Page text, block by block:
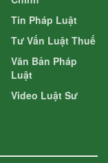
Tin Pháp Luật
Tư Vấn Luật Thuế
Văn Bản Pháp
Luật
Video Luật Sư